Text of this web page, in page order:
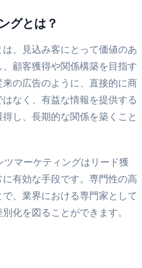
グとは？
、見込み客にとって価値のあ
顧客獲得や関係構築を目指す
の広告のように、直接的に商
なく、有益な情報を提供する
し、長期的な関係を築くこと
マーケティングはリード獲
有効な手段です。専門性の高
、業界における専門家として
化を図ることができます。